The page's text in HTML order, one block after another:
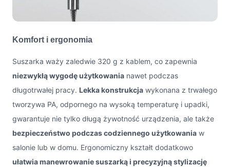
Komfort i ergonomia
Suszarka waży zaledwie 320 g z kablem, co zapewnia
niezwykłą wygodę użytkowania nawet podczas
długotrwałej pracy. Lekka konstrukcja wykonana z trwałego
tworzywa PA, odpornego na wysoką temperaturę i upadki,
gwarantuje nie tylko długą żywotność urządzenia, ale także
bezpieczeństwo podczas codziennego użytkowania w
salonie lub w domu. Ergonomiczny kształt dodatkowo
ułatwia manewrowanie suszarką i precyzyjną stylizację